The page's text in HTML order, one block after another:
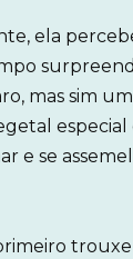
ela
mas sim
especial
e se